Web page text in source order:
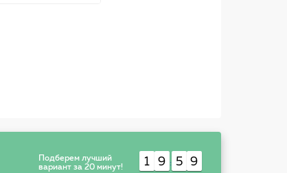
Подберем лучший
вариант за 20 минут!
1 9 : 5 9